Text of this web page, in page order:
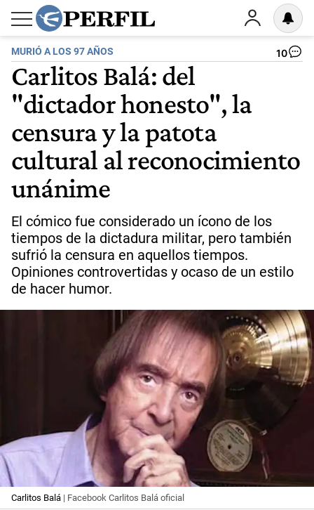
MURIÓ A LOS 97 AÑOS 10
Carlitos Balá: del
"dictador honesto", la
censura y la patota
cultural al reconocimiento
unánime
El cómico fue considerado un ícono de los
tiempos de la dictadura militar, pero también
sufrió la censura en aquellos tiempos.
Opiniones controvertidas y ocaso de un estilo
de hacer humor.
Carlitos Balá | Facebook Carlitos Balá oficial